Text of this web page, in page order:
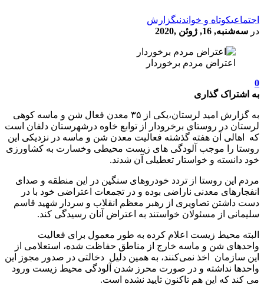
اجتماعیکوتاه و خواندنیگزارش
در سه‌شنبه, 16, ژوئن ,2020
اعتراض مردم برخوردار
0
به اشتراک گذاری
به گزارش امید لرستان،یکی از ۳۵ معدن فعال شن و ماسه کوهی
لرستان در روستای برخرودار از توابع خاوه درشهرستان دلفان است
که اهالی آن هفته گذشته فعالیت معدن شن و ماسه در نزدیکی این
روستا را موجب آلودگی های زیست محیطی وخسارت به کشاورزی
خود دانسته و خواستار تعطیلی آن شدند.
مردم این روستا از تردد خودروهای سنگین در این منطقه و صدای
انفجارهای معدنی ناراضی بوده و در تجمعات اعتراضی خود با در
دست داشتن تصاویری از رهبر معظم انقلاب و سردار شهید قاسم
سلیمانی از مسئولان خواستند به اعتراض آنان رسیدگی کند.
البته محیط زیست اعلام کرده به طور معمول برای فعالیت
واحدهای شن و ماسه خارج از مناطق حفاظت شده، استعلامی از
این سازمان اخذ نمی‌کنند، به همین دلیل دخالتی در صدور مجوز این
واحدها نداشته‌ و در صورت محرز شدن آلودگی محیط زیست ورود
می کند که این هم تاکنون تایید نشده است.